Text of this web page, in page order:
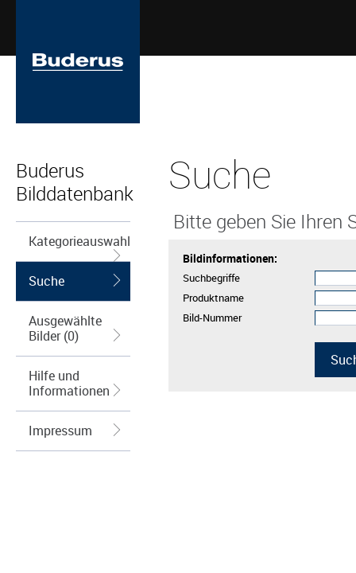
Buderus
Bilddatenbank
Kategorieauswahl
Suche
Ausgewählte
Bilder (0)
Hilfe und
Informationen
Impressum
Suche
Bitte geben Sie Ihren
Bildinformationen:
Suchbegriffe
Produktname
Bild-Nummer